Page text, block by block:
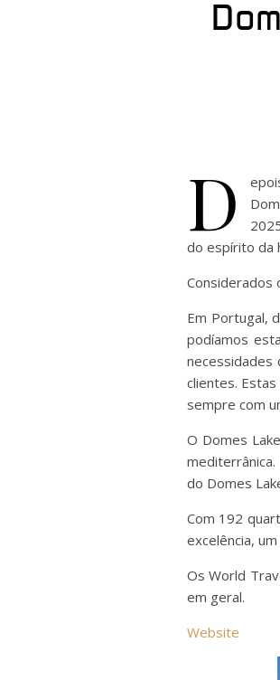
D
do espírito da
Considerados
Em Portugal,
podíamos
necessidades
clientes.
sempre com
O Domes
do Domes
Com 192
excelência,
Os World
em geral.
Website